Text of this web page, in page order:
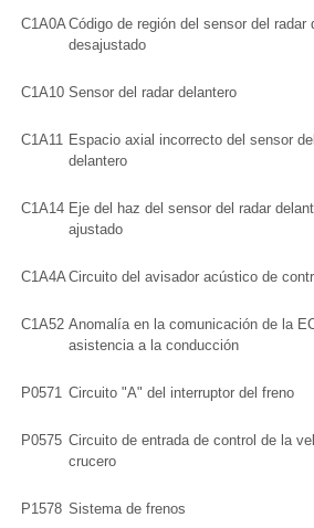
C1A0ACódigo de región del sensor del radar
desajustado
C1A10 Sensor del radar delantero
C1A11 Espacio axial incorrecto del sensor
delantero
C1A14 Eje del haz del sensor del radar
ajustado
C1A4ACircuito del avisador acústico de
C1A52 Anomalía en la comunicación de la
asistencia a la conducción
P0571 Circuito "A" del interruptor del freno
P0575 Circuito de entrada de control de la
crucero
P1578 Sistema de frenos